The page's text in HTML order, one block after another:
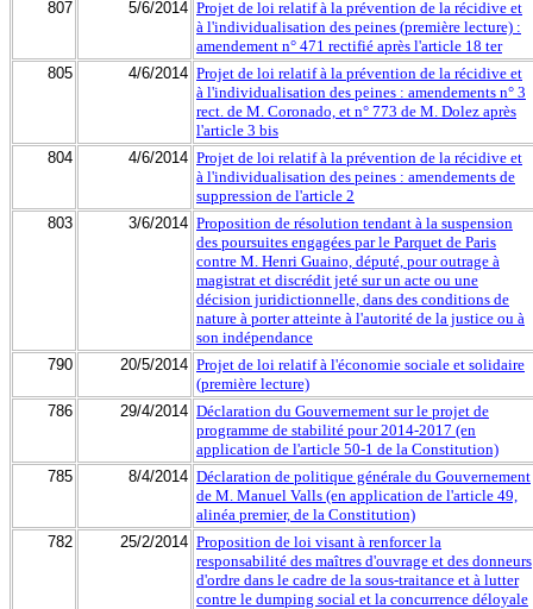
807
5/6/2014 Projet de loi relatif à la prévention de la récidive et
à l'individualisation des peines (première lecture) :
amendement n° 471 rectifié après l'article 18 ter
805
4/6/2014 Projet de loi relatif à la prévention de la récidive et
à l'individualisation des peines : amendements n° 3
rect. de M. Coronado, et n° 773 de M. Dolez après
l'article 3 bis
804
4/6/2014 Projet de loi relatif à la prévention de la récidive et
à l'individualisation des peines : amendements de
suppression de l'article 2
803
3/6/2014 Proposition de résolution tendant à la suspension
des poursuites engagées par le Parquet de Paris
contre M. Henri Guaino, député, pour outrage à
magistrat et discrédit jeté sur un acte ou une
décision juridictionnelle, dans des conditions de
nature à porter atteinte à l'autorité de la justice ou à
son indépendance
790
20/5/2014 Projet de loi relatif à l'économie sociale et solidaire
(première lecture)
786
29/4/2014 Déclaration du Gouvernement sur le projet de
programme de stabilité pour 2014-2017 (en
application de l'article 50-1 de la Constitution)
785
8/4/2014 Déclaration de politique générale du Gouvernement
de M. Manuel Valls (en application de l'article 49,
alinéa premier, de la Constitution)
782
25/2/2014 Proposition de loi visant à renforcer la
responsabilité des maîtres d'ouvrage et des donneurs
d'ordre dans le cadre de la sous-traitance et à lutter
contre le dumping social et la concurrence déloyale